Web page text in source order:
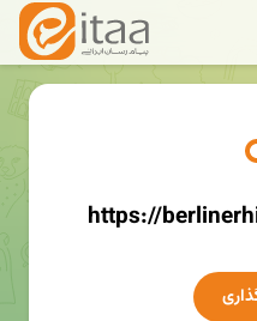
https://